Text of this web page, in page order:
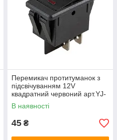
Перемикач протитуманок з
підсвічуванням 12V
квадратний червоний арт.YJ-
WH01WB
В наявності
45 ₴